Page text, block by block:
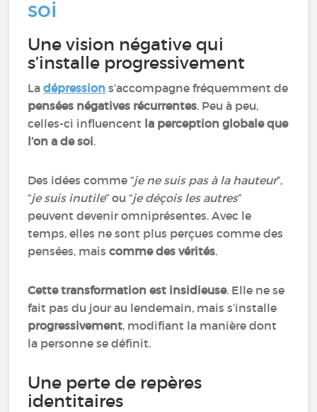
soi
Une vision négative qui
s’installe progressivement
Ladépression s’accompagne fréquemment de
pensées négatives récurrentes. Peu à peu,
celles-ci influencent la perception globale que
l’on a de soi.
Des idées comme “je ne suis pas à la hauteur”,
“je suis inutile” ou “je déçois les autres”
peuvent devenir omniprésentes. Avec le
temps, elles ne sont plus perçues comme des
pensées, maiscomme des vérités.
Cette transformation est insidieuse. Elle ne se
fait pas du jour au lendemain, mais s’installe
progressivement, modifiant la manière dont
la personne se définit.
Une perte de repères
identitaires